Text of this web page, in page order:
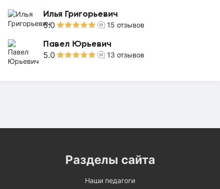
Илья Григорьевич
5.0 15 отзывов
Павел Юрьевич
5.0 13 отзывов
Разделы сайта
Наши педагоги